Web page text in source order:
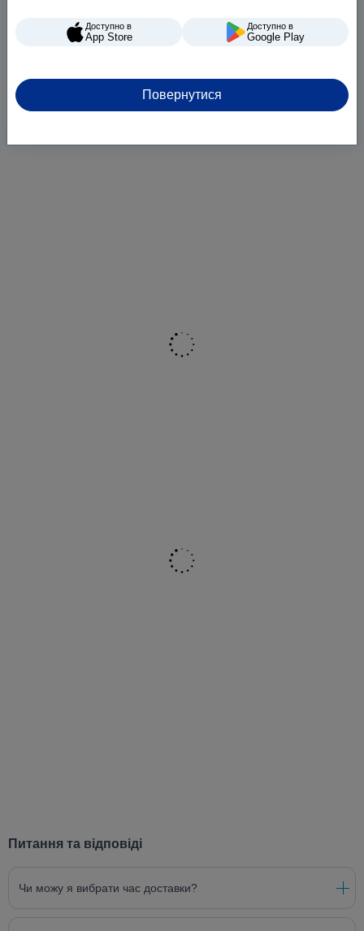
Питання та відповіді
Чи можу я вибрати час доставки?
Доступно в
App Store
Доступно в
Google Play
Повернутися